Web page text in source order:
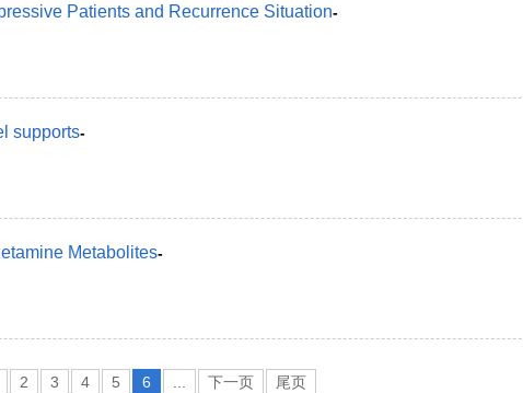
Patients and Recurrence Situation-
supports-
Metabolites-
2 3 4 5 6 下一页
尾页